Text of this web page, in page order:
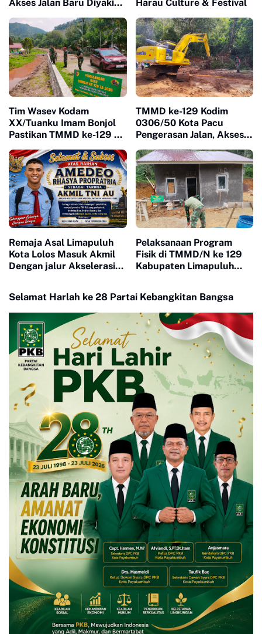
Akses Jalan Baru Diyakini
Ekonomi Warga
Harau Culture & Festival
Tim Wasev Kodam
XX/Tuanku Imam Bonjol
Pastikan TMMD ke-129 di
Sasaran dan Berkualitas
TMMD ke-129 Kodim
0306/50 Kota Pacu
Pengerasan Jalan, Akses
Mendekati Tuntas
Remaja Asal Limapuluh
Kota Lolos Masuk Akmil
Dengan jalur Akselerasi
Pelaksanaan Program
Fisik di TMMD/N ke 129
Kabupaten Limapuluh
Selamat Harlah ke 28 Partai Kebangkitan Bangsa